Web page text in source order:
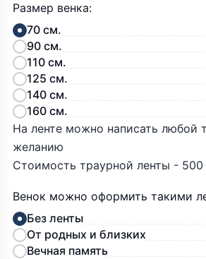
Размер венка:
70 см.
90 см.
110 см.
125 см.
140 см.
160 см.
На ленте можно написать любой
желанию
Стоимость траурной ленты - 500
Венок можно оформить такими
Без ленты
От родных и близких
Вечная память